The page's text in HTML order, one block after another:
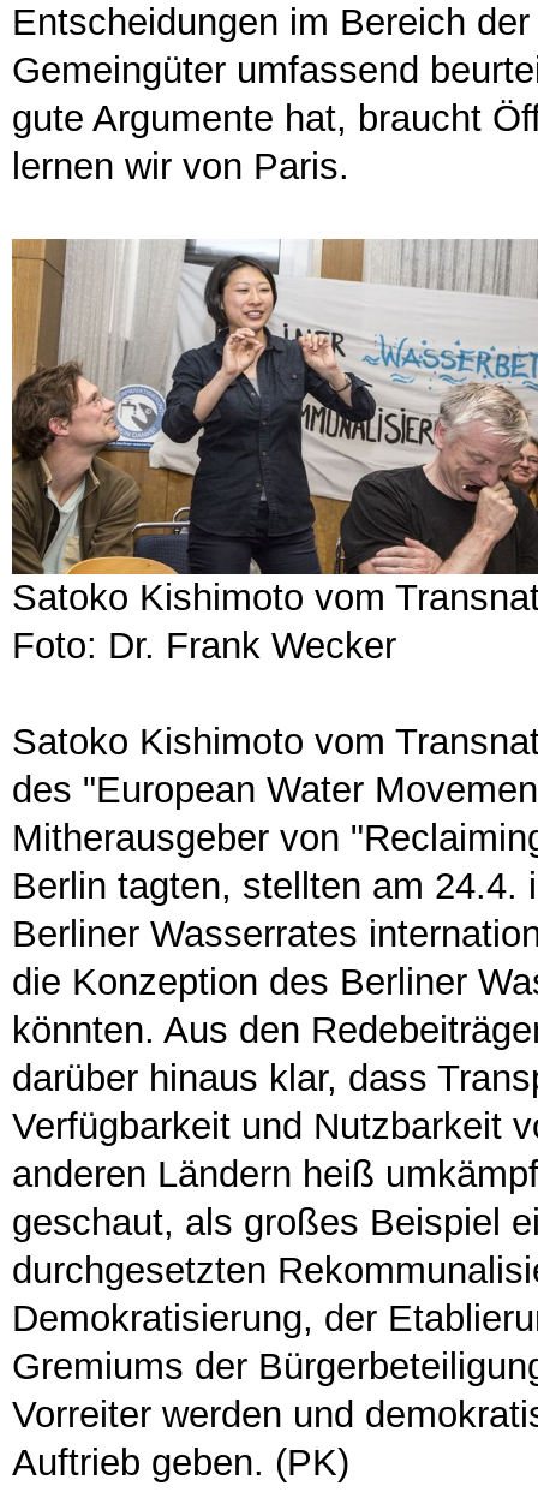
Entscheidungen im Bereich
Gemeingüter umfassend
gute Argumente hat, braucht
lernen wir von Paris.
Satoko Kishimoto vom
Foto: Dr. Frank Wecker
Satoko Kishimoto vom
des "European Water
Mitherausgeber von
Berlin tagten, stellten am 24.4.
Berliner Wasserrates
die Konzeption des Berliner
könnten. Aus den
darüber hinaus klar, dass
Verfügbarkeit und Nutzbarkeit
anderen Ländern heiß
geschaut, als großes Beispiel
durchgesetzten
Demokratisierung, der
Gremiums der
Vorreiter werden und
Auftrieb geben. (PK)